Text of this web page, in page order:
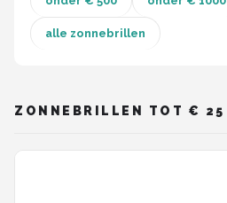
Polaroid
alle zonnebrillen
ZONNEBRILLEN TOT € 25